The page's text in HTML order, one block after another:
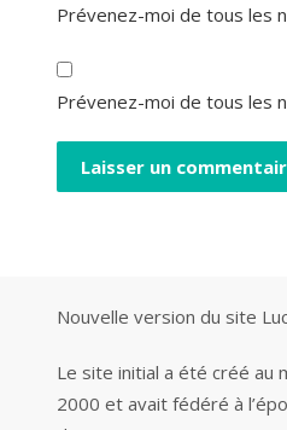
Prévenez-moi de tous les
Prévenez-moi de tous les
Nouvelle version du site
Le site initial a été créé au
2000 et avait fédéré à